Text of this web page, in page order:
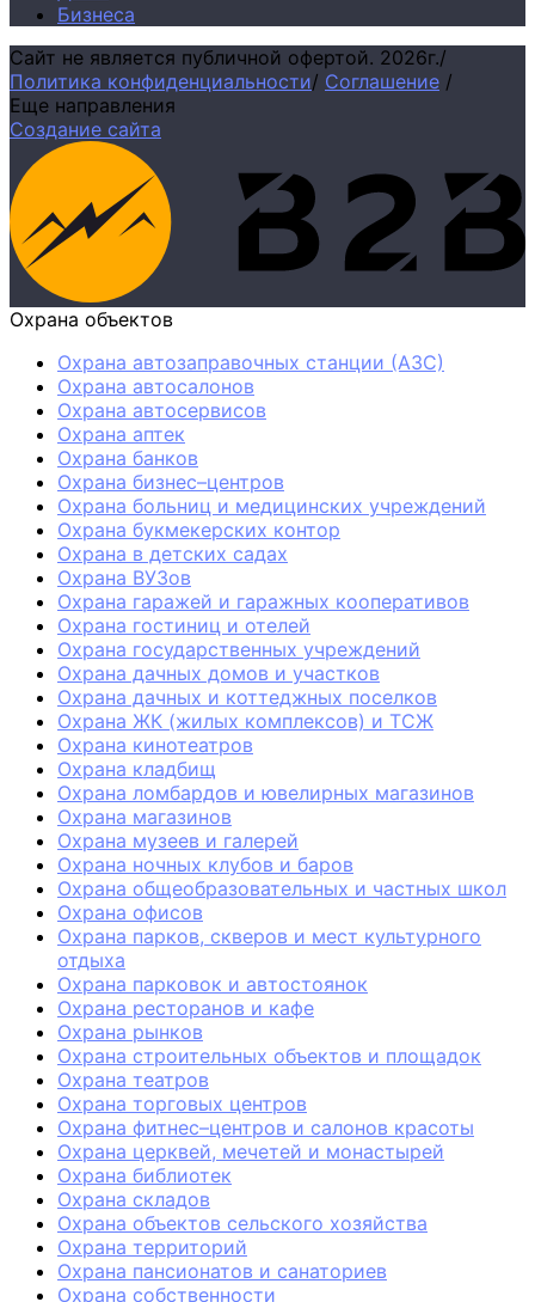
Бизнеса
Сайт не является публичной офертой. 2026г./
Политика конфиденциальности/ Соглашение /
Еще направления
Создание сайта
Охрана объектов
Охрана автозаправочных станции (АЗС)
Охрана автосалонов
Охрана автосервисов
Охрана аптек
Охрана банков
Охрана бизнес–центров
Охрана больниц и медицинских учреждений
Охрана букмекерских контор
Охрана в детских садах
Охрана ВУЗов
Охрана гаражей и гаражных кооперативов
Охрана гостиниц и отелей
Охрана государственных учреждений
Охрана дачных домов и участков
Охрана дачных и коттеджных поселков
Охрана ЖК (жилых комплексов) и ТСЖ
Охрана кинотеатров
Охрана кладбищ
Охрана ломбардов и ювелирных магазинов
Охрана магазинов
Охрана музеев и галерей
Охрана ночных клубов и баров
Охрана общеобразовательных и частных школ
Охрана офисов
Охрана парков, скверов и мест культурного
отдыха
Охрана парковок и автостоянок
Охрана ресторанов и кафе
Охрана рынков
Охрана строительных объектов и площадок
Охрана театров
Охрана торговых центров
Охрана фитнес–центров и салонов красоты
Охрана церквей, мечетей и монастырей
Охрана библиотек
Охрана складов
Охрана объектов сельского хозяйства
Охрана территорий
Охрана пансионатов и санаториев
Охрана собственности